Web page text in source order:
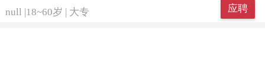
null 18~60岁 大专 应聘